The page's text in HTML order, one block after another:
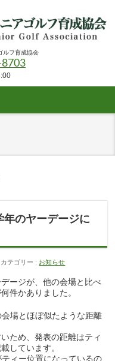
ルフ育成協会
のヤーデージに
カテゴリー : お知らせ
ージが、他の会場と比べ
件かありました。
場とほぼ似たような距離
ため、発表の距離はティ
しています。
ィー位置になっているの